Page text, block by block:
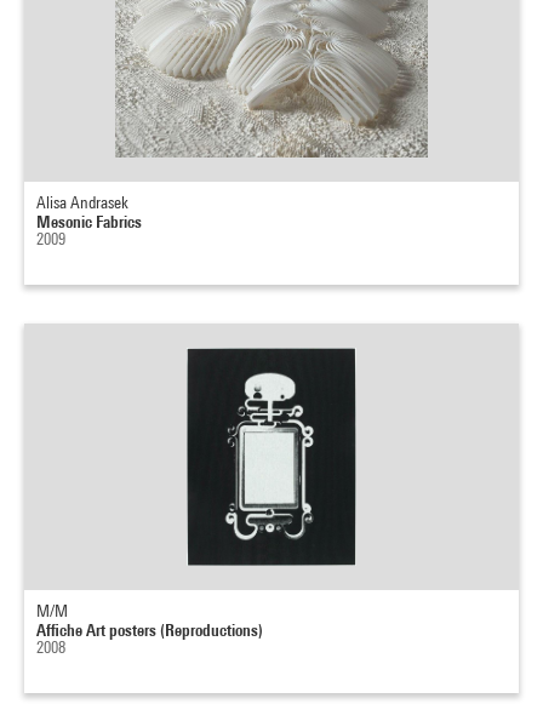
Alisa Andrasek
Mesonic Fabrics
2009
M/M
Affiche Art posters (Reproductions)
2008